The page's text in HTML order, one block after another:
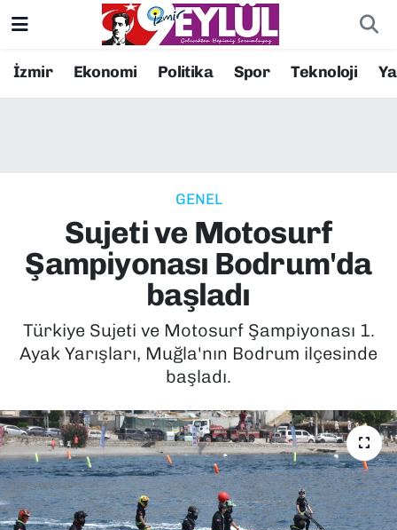
İzmir Ekonomi Politika Spor Teknoloji
GENEL
Sujeti ve Motosurf
Şampiyonası Bodrum'da
başladı
Türkiye Sujeti ve Motosurf Şampiyonası 1.
Ayak Yarışları, Muğla'nın Bodrum ilçesinde
başladı.
Resmi İlanlar
EKONOMİ
KÜLTÜR SANAT
MAGAZİN
SAĞLIK
SPOR
TEKNOLOJİ
Konak Nöbetçi Eczaneler
Süper Lig Puan Durumu ve Fikstür
Tüm Manşetler
Son Dakika Haberleri
Haber Arşivi